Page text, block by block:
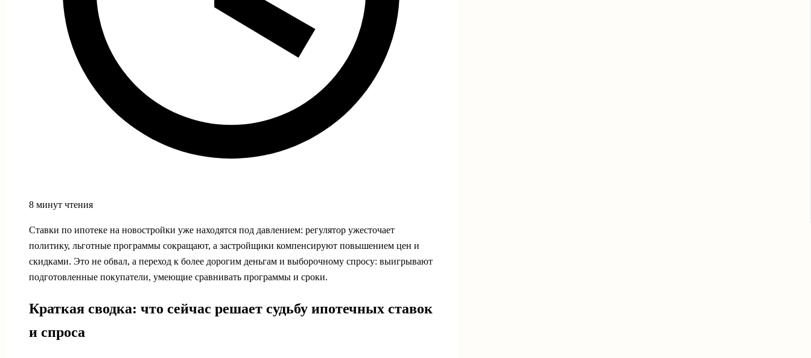
8 минут чтения
Ставки по ипотеке на новостройки уже находятся под давлением: регулятор ужесточает
политику, льготные программы сокращают, а застройщики компенсируют повышением цен и
скидками. Это не обвал, а переход к более дорогим деньгам и выборочному спросу: выигрывают
подготовленные покупатели, умеющие сравнивать программы и сроки.
Краткая сводка: что сейчас решает судьбу ипотечных ставок
и спроса